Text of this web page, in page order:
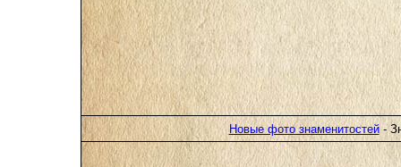
Новые фото знаменитостей-